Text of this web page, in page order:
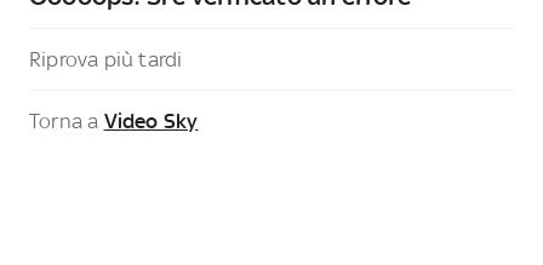
Riprova più tardi
Torna a Video Sky